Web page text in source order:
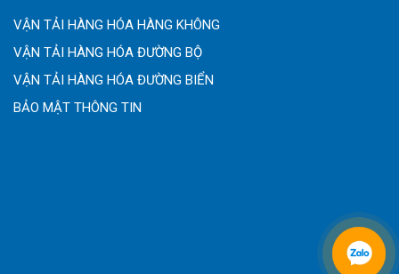
VẬN TẢI HÀNG HÓA HÀNG KHÔNG
VẬN TẢI HÀNG HÓA ĐƯỜNG BỘ
VẬN TẢI HÀNG HÓA ĐƯỜNG BIỂN
BẢO MẬT THÔNG TIN